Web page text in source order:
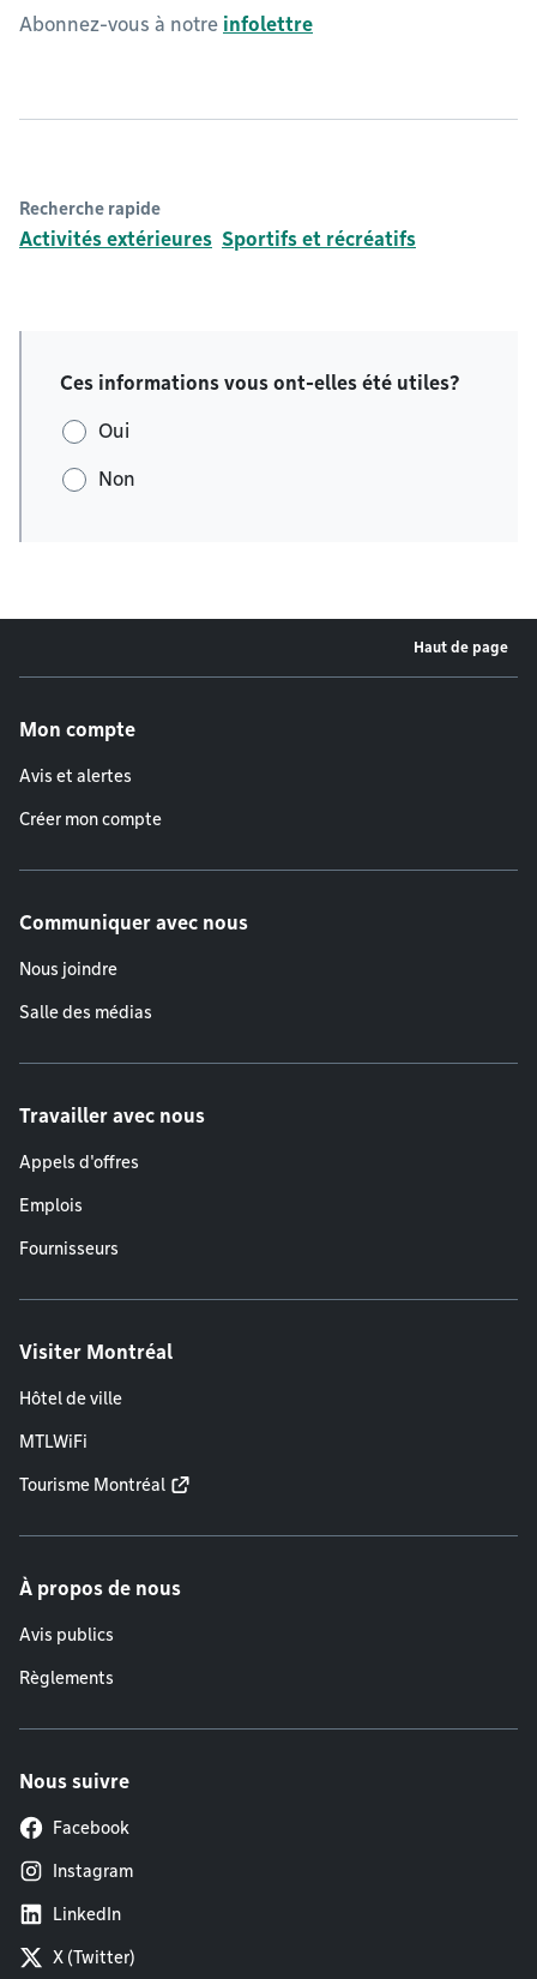
Abonnez-vous à notre infolettre
Recherche rapide
Activités extérieures Sportifs et récréatifs
Ces informations vous ont-elles été utiles?
Oui
Non
Haut de page
Mon compte
Avis et alertes
Créer mon compte
Communiquer avec nous
Nous joindre
Salle des médias
Travailler avec nous
Appels d'offres
Emplois
Fournisseurs
Visiter Montréal
Hôtel de ville
MTLWiFi
Tourisme Montréal
À propos de nous
Avis publics
Règlements
Nous suivre
Facebook
Instagram
LinkedIn
X (Twitter)